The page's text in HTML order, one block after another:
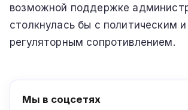
возможной поддержке
столкнулась бы с политическим и
регуляторным сопротивлением.
Мы в соцсетях